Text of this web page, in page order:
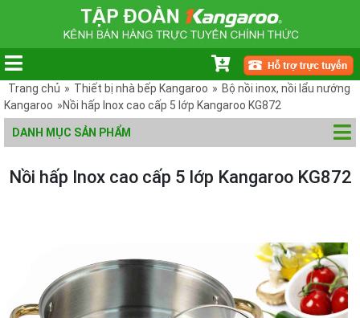
Trang chủ » Thiết bị nhà bếp Kangaroo » Bộ nồi inox, nồi lẩu nướng
Kangaroo »Nồi hấp Inox cao cấp 5 lớp Kangaroo KG872
DANH MỤC SẢN PHẨM
Nồi hấp Inox cao cấp 5 lớp Kangaroo KG872